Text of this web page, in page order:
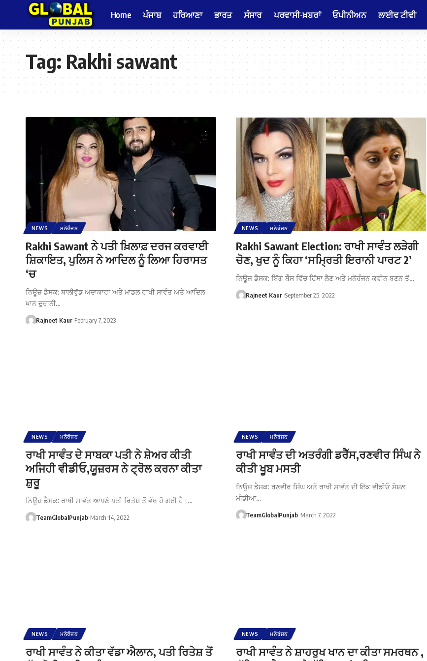
Home ਪੰਜਾਬ ਹਰਿਆਣਾ ਭਾਰਤ ਸੰਸਾਰ ਪਰਵਾਸੀ-ਖ਼ਬਰਾਂ ਓਪੀਨੀਅਨ ਲਾਈਵ ਟੀਵੀ
Tag:Rakhi sawant
NEWS ਮਨੋਰੰਜਨ
Rakhi Sawant ਨੇ ਪਤੀ ਖ਼ਿਲਾਫ਼ ਦਰਜ ਕਰਵਾਈ
ਸ਼ਿਕਾਇਤ, ਪੁਲਿਸ ਨੇ ਆਦਿਲ ਨੂੰ ਲਿਆ ਹਿਰਾਸਤ
‘ਚ
ਨਿਊਜ਼ ਡੈਸਕ: ਬਾਲੀਵੁੱਡ ਅਦਾਕਾਰਾ ਅਤੇ ਮਾਡਲ ਰਾਖੀ ਸਾਵੰਤ ਅਤੇ ਆਦਿਲ
ਖਾਨ ਦੁਰਾਨੀ…
Rajneet Kaur February 7, 2023
NEWS ਮਨੋਰੰਜਨ
Rakhi Sawant Election: ਰਾਖੀ ਸਾਵੰਤ ਲੜੇਗੀ
ਚੋਣ, ਖੁਦ ਨੂੰ ਕਿਹਾ ‘ਸਮ੍ਰਿਤੀ ਇਰਾਨੀ ਪਾਰਟ 2’
ਨਿਊਜ਼ ਡੈਸਕ: ਬਿੱਗ ਬੌਸ ਵਿੱਚ ਹਿੱਸਾ ਲੈਣ ਅਤੇ ਮਨੋਰੰਜਨ ਕਵੀਨ ਬਣਨ ਤੋਂ…
Rajneet Kaur September 25, 2022
NEWS ਮਨੋਰੰਜਨ
ਰਾਖੀ ਸਾਵੰਤ ਦੇ ਸਾਬਕਾ ਪਤੀ ਨੇ ਸ਼ੇਅਰ ਕੀਤੀ
ਅਜਿਹੀ ਵੀਡੀਓ,ਯੂਜ਼ਰਸ ਨੇ ਟ੍ਰੋਲ ਕਰਨਾ ਕੀਤਾ
ਸ਼ੁਰੂ
ਨਿਊਜ਼ ਡੈਸਕ: ਰਾਖੀ ਸਾਵੰਤ ਆਪਣੇ ਪਤੀ ਰਿਤੇਸ਼ ਤੋਂ ਵੱਖ ਹੋ ਗਈ ਹੈ।…
TeamGlobalPunjab March 14, 2022
NEWS ਮਨੋਰੰਜਨ
ਰਾਖੀ ਸਾਵੰਤ ਦੀ ਅਤਰੰਗੀ ਡਰੈੱਸ,ਰਣਵੀਰ ਸਿੰਘ ਨੇ
ਕੀਤੀ ਖੂਬ ਮਸਤੀ
ਨਿਊਜ਼ ਡੈਸਕ: ਰਣਵੀਰ ਸਿੰਘ ਅਤੇ ਰਾਖੀ ਸਾਵੰਤ ਦੀ ਇੱਕ ਵੀਡੀਓ ਸੋਸ਼ਲ
ਮੀਡੀਆ…
TeamGlobalPunjab March 7, 2022
NEWS ਮਨੋਰੰਜਨ
ਰਾਖੀ ਸਾਵੰਤ ਨੇ ਕੀਤਾ ਵੱਡਾ ਐਲਾਨ, ਪਤੀ ਰਿਤੇਸ਼ ਤੋਂ
NEWS ਮਨੋਰੰਜਨ
ਰਾਖੀ ਸਾਵੰਤ ਨੇ ਸ਼ਾਹਰੁਖ ਖਾਨ ਦਾ ਕੀਤਾ ਸਮਰਥਨ ,